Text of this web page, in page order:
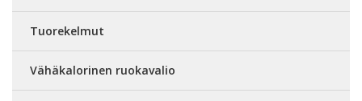
Tuorekelmut
Vähäkalorinen ruokavalio